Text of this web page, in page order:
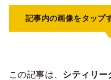
記事内の画像をタップ
この記事は、 シティリー